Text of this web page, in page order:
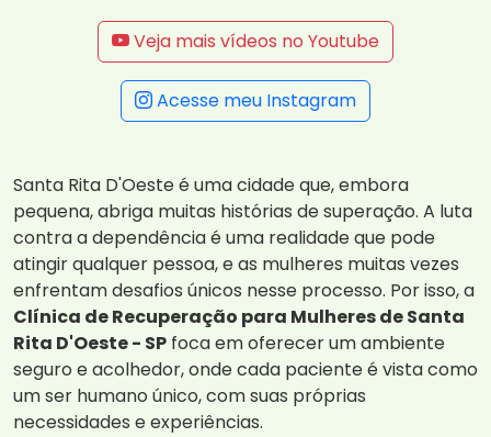
Veja mais vídeos no Youtube
Acesse meu Instagram
Santa Rita D'Oeste é uma cidade que, embora
pequena, abriga muitas histórias de superação. A luta
contra a dependência é uma realidade que pode
atingir qualquer pessoa, e as mulheres muitas vezes
enfrentam desafios únicos nesse processo. Por isso, a
Clínica de Recuperação para Mulheres de Santa
Rita D'Oeste - SP foca em oferecer um ambiente
seguro e acolhedor, onde cada paciente é vista como
um ser humano único, com suas próprias
necessidades e experiências.